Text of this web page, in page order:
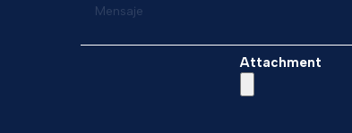
Attachment